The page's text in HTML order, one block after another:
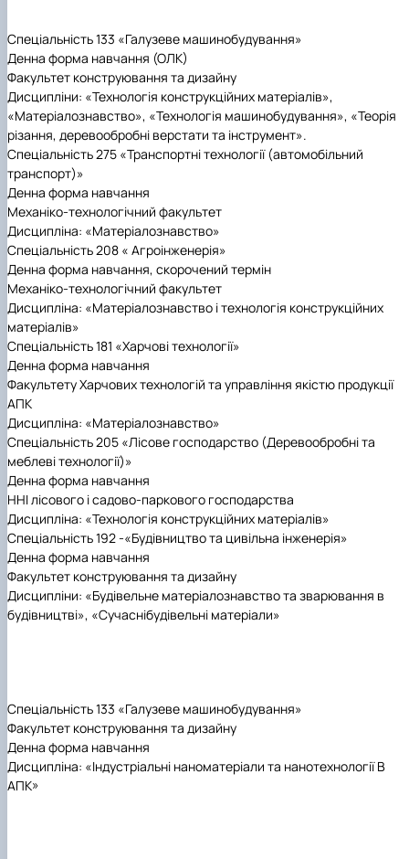
Екологічні будівельні матеріали та
конструкції
Спеціальність 133 «Галузеве машинобудування»
Денна форма навчання (ОЛК)
Факультет конструювання та дизайну
Дисципліни: «Технологія конструкційних матеріалів»,
«Матеріалознавство», «Технологія машинобудування», «Теорія
різання, деревообробні верстати та інструмент».
Спеціальність 275 «Транспортні технології (автомобільний
транспорт)»
Денна форма навчання
Механіко-технологічний факультет
Дисципліна: «Матеріалознавство»
Спеціальність 208 « Агроінженерія»
Денна форма навчання, скорочений термін
Механіко-технологічний факультет
Дисципліна: «Матеріалознавство і технологія конструкційних
матеріалів»
Спеціальність 181 «Харчові технології»
Денна форма навчання
Факультету Харчових технологій та управління якістю продукції
АПК
Дисципліна: «Матеріалознавство»
Спеціальність 205 «Лісове господарство (Деревообробні та
меблеві технології)»
Денна форма навчання
ННІ лісового і садово-паркового господарства
Дисципліна: «Технологія конструкційних матеріалів»
Спеціальність 192 -«Будівництво та цивільна інженерія»
Денна форма навчання
Факультет конструювання та дизайну
Дисципліни: «Будівельне матеріалознавство та зварювання в
будівництві», «Сучаснібудівельні матеріали»
Спеціальність 133 «Галузеве машинобудування»
Факультет конструювання та дизайну
Денна форма навчання
Дисципліна: «Індустріальні наноматеріали та нанотехнології В
АПК»